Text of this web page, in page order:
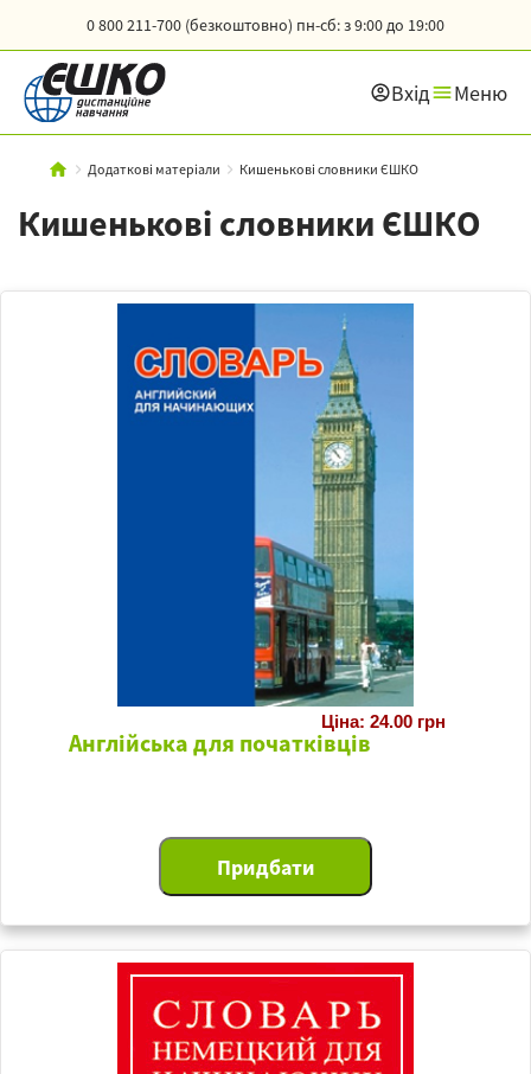
0 800 211-700 (безкоштовно) пн-сб: з 9:00 до 19:00
Вхід Меню
Додаткові матеріали Кишенькові словники ЄШКО
Кишенькові словники ЄШКО
Англійська для початківців
Ціна: 24.00 грн